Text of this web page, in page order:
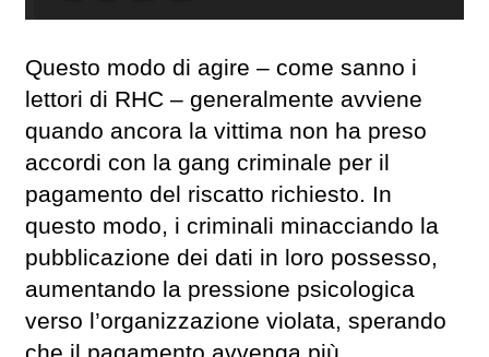
Questo modo di agire – come sanno i
lettori di RHC – generalmente avviene
quando ancora la vittima non ha preso
accordi con la gang criminale per il
pagamento del riscatto richiesto. In
questo modo, i criminali minacciando la
pubblicazione dei dati in loro possesso,
aumentando la pressione psicologica
verso l’organizzazione violata, sperando